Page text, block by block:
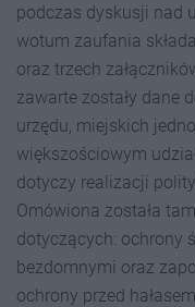
podczas dyskusji nad
wotum zaufania
oraz trzech
zawarte zostały dane
urzędu, miejskich
większościowym
dotyczy realizacji
Omówiona została
dotyczących: ochrony
bezdomnymi oraz
ochrony przed